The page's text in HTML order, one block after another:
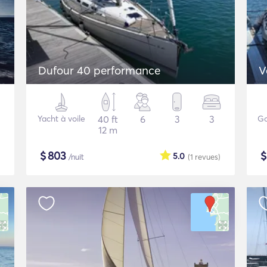
Dufour 40 performance
Yacht à voile
40 ft
12 m
6 3 3
$803 /nuit (1 revues)
5.0